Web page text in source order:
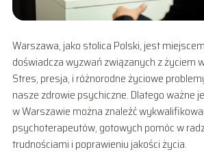
Warszawa, jako stolica Polski, jest
doświadcza wyzwań związanych z życiem
Stres, presja, i różnorodne życiowe
nasze zdrowie psychiczne. Dlatego ważne
w Warszawie można znaleźć
psychoterapeutów, gotowych pomóc w
trudnościami i poprawieniu jakości życia.